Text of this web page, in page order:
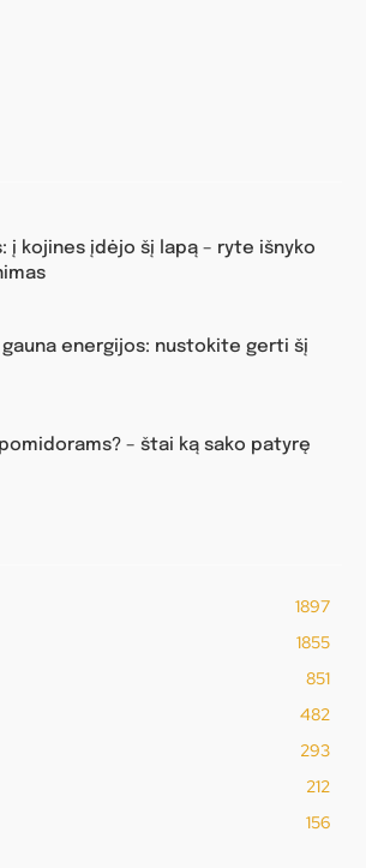
į kojines įdėjo šį lapą – ryte išnyko
energijos: nustokite gerti šį
– štai ką sako patyrę
1897
1855
851
482
293
212
156